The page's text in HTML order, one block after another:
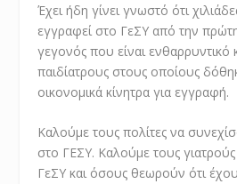
Έχει ήδη γίνει γνωστό ότι
εγγραφεί στο ΓεΣΥ από την
γεγονός που είναι ενθαρρυντικό
παιδίατρους στους οποίους
οικονομικά κίνητρα για εγγραφή.
Καλούμε τους πολίτες να
στο ΓΕΣΥ. Καλούμε τους
ΓεΣΥ και όσους θεωρούν ότι